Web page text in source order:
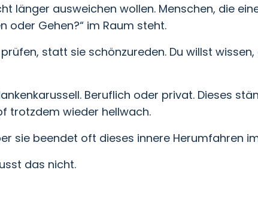
länger ausweichen wollen. Menschen, die
oder Gehen?“ im Raum steht.
statt sie schönzureden. Du willst
Beruflich oder privat. Dieses
trotzdem wieder hellwach.
sie beendet oft dieses innere Herumfahren
das nicht.